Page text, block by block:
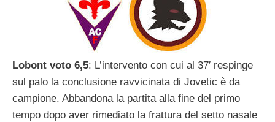
Lobont voto 6,5: L’intervento con cui al 37′ respinge
sul palo la conclusione ravvicinata di Jovetic è da
campione. Abbandona la partita alla fine del primo
tempo dopo aver rimediato la frattura del setto nasale